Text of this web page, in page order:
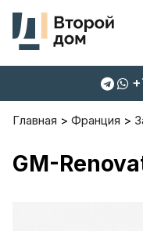
Главная Франция
GM-